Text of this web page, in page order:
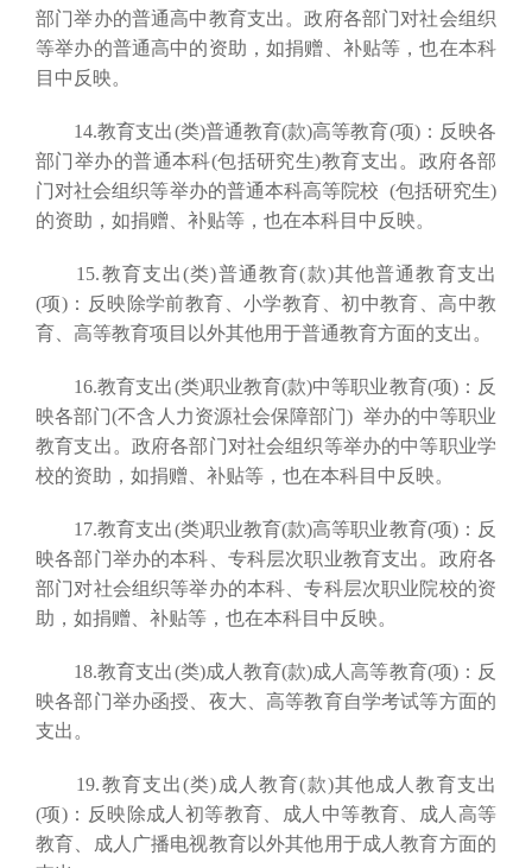
部门举办的普通高中教育支出。政府各部门对社会组织
等举办的普通高中的资助，如捐赠、补贴等，也在本科
目中反映。
14.教育支出(类)普通教育(款)高等教育(项)：反映各
部门举办的普通本科(包括研究生)教育支出。政府各部
门对社会组织等举办的普通本科高等院校 (包括研究生)
的资助，如捐赠、补贴等，也在本科目中反映。
15.教育支出(类)普通教育(款)其他普通教育支出
(项)：反映除学前教育、小学教育、初中教育、高中教
育、高等教育项目以外其他用于普通教育方面的支出。
16.教育支出(类)职业教育(款)中等职业教育(项)：反
映各部门(不含人力资源社会保障部门) 举办的中等职业
教育支出。政府各部门对社会组织等举办的中等职业学
校的资助，如捐赠、补贴等，也在本科目中反映。
17.教育支出(类)职业教育(款)高等职业教育(项)：反
映各部门举办的本科、专科层次职业教育支出。政府各
部门对社会组织等举办的本科、专科层次职业院校的资
助，如捐赠、补贴等，也在本科目中反映。
18.教育支出(类)成人教育(款)成人高等教育(项)：反
映各部门举办函授、夜大、高等教育自学考试等方面的
支出。
19.教育支出(类)成人教育(款)其他成人教育支出
(项)：反映除成人初等教育、成人中等教育、成人高等
教育、成人广播电视教育以外其他用于成人教育方面的